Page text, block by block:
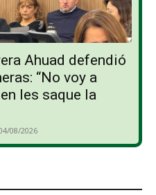
Ahuad defendió
“No voy a
les saque la
08/2026